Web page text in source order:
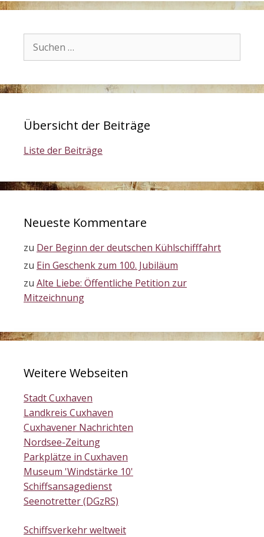
nach:
Übersicht der Beiträge
Liste der Beiträge
Neueste Kommentare
zu Der Beginn der deutschen Kühlschifffahrt
zu Ein Geschenk zum 100. Jubiläum
zu Alte Liebe: Öffentliche Petition zur
Mitzeichnung
Weitere Webseiten
Stadt Cuxhaven
Landkreis Cuxhaven
Cuxhavener Nachrichten
Nordsee-Zeitung
Parkplätze in Cuxhaven
Museum 'Windstärke 10'
Schiffsansagedienst
Seenotretter (DGzRS)
Schiffsverkehr weltweit